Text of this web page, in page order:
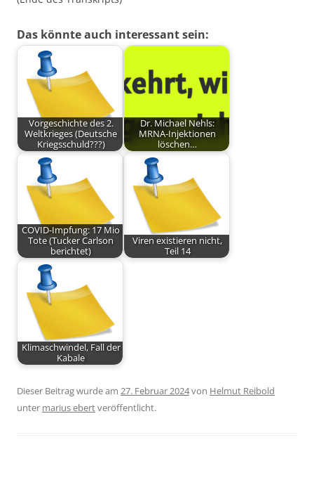
Das könnte auch interessant sein:
Vorgeschichte des 2.
Weltkrieges (Deutsche
Kriegsschuld???)
Dr. Michael Nehls:
MRNA-Injektionen
löschen…
COVID-Impfung: 17 Mio
Tote (Tucker Carlson
berichtet)
Viren existieren nicht,
Teil 14
Klimaschwindel, Fall der
Kabale
Dieser Beitrag wurde am 27. Februar 2024von Helmut Reibold
unter marius ebertveröffentlicht.